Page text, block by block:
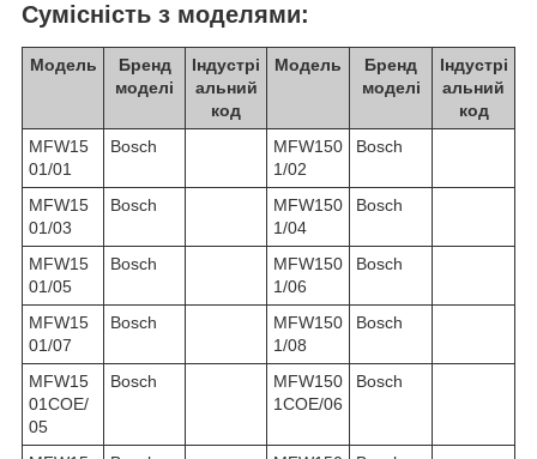
Сумісність з моделями:
Модель
Бренд
моделі
Індустрі
альний
код
Модель
Бренд
моделі
Індустрі
альний
код
MFW15
01/01
Bosch
MFW150
1/02
Bosch
MFW15
01/03
Bosch
MFW150
1/04
Bosch
MFW15
01/05
Bosch
MFW150
1/06
Bosch
MFW15
01/07
Bosch
MFW150
1/08
Bosch
MFW15
01COE/
05
Bosch
MFW150
1COE/06
Bosch